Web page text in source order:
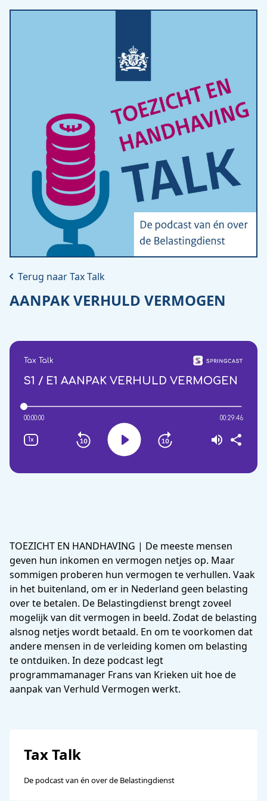
Terug naar Tax Talk
AANPAK VERHULD VERMOGEN
TOEZICHT EN HANDHAVING | De meeste mensen
geven hun inkomen en vermogen netjes op. Maar
sommigen proberen hun vermogen te verhullen. Vaak
in het buitenland, om er in Nederland geen belasting
over te betalen. De Belastingdienst brengt zoveel
mogelijk van dit vermogen in beeld. Zodat de belasting
alsnog netjes wordt betaald. En om te voorkomen dat
andere mensen in de verleiding komen om belasting
te ontduiken. In deze podcast legt
programmamanager Frans van Krieken uit hoe de
aanpak van Verhuld Vermogen werkt.
Tax Talk
De podcast van én over de Belastingdienst